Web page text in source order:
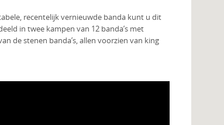
recentelijk vernieuwde banda kunt u dit
in twee kampen van 12 banda’s met
de stenen banda’s, allen voorzien van king